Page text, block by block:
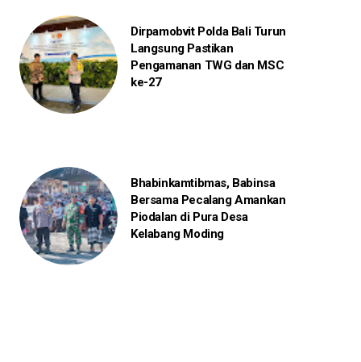
Dirpamobvit Polda Bali Turun
Langsung Pastikan
Pengamanan TWG dan MSC
ke-27
Bhabinkamtibmas, Babinsa
Bersama Pecalang Amankan
Piodalan di Pura Desa
Kelabang Moding